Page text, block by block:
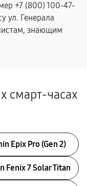
+7 (800) 100-47-
ул. Генерала
знающим
смарт-часах
Epix Pro (Gen 2)
Fenix 7 Solar Titan